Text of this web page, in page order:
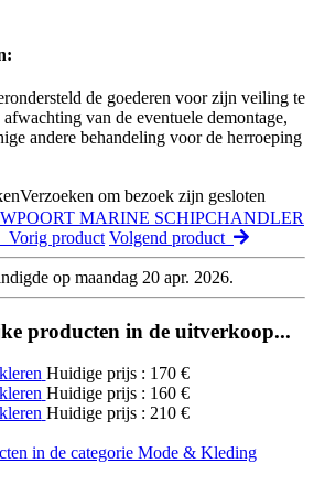
de goederen voor zijn veiling te
van de eventuele demontage,
andere behandeling voor de herroeping
Verzoeken om bezoek zijn gesloten
MARINE SCHIPCHANDLER
Vorig product Volgend product
op maandag 20 apr. 2026.
producten in de uitverkoop...
Huidige prijs : 170 €
Huidige prijs : 160 €
Huidige prijs : 210 €
in de categorie Mode & Kleding